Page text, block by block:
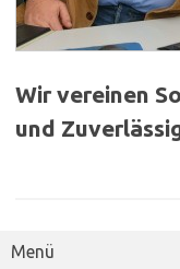
Wir vereinen
und
Menü